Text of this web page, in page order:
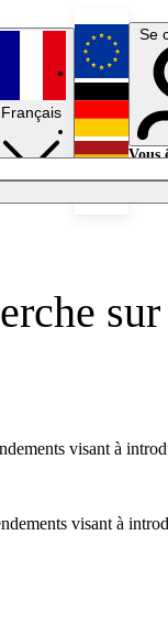
Français
Se
Vous
visant à
visant à